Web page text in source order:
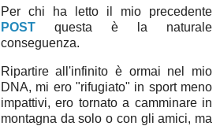
Per chi ha letto il mio precedente
POSTquesta è la naturale
conseguenza.
Ripartire all'infinito è ormai nel mio
DNA, mi ero "rifugiato" in sport meno
impattivi, ero tornato a camminare in
montagna da solo o con gli amici, ma